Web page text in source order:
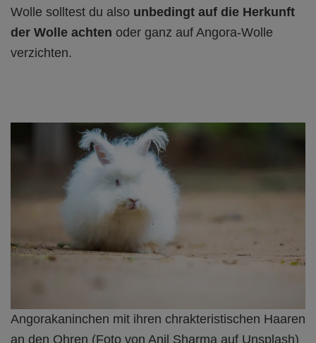
Wolle solltest du also unbedingt auf die Herkunft
der Wolle achten oder ganz auf Angora-Wolle
verzichten.
Angorakaninchen mit ihren chrakteristischen Haaren
an den Ohren (Foto von Anil Sharma auf Unsplash)